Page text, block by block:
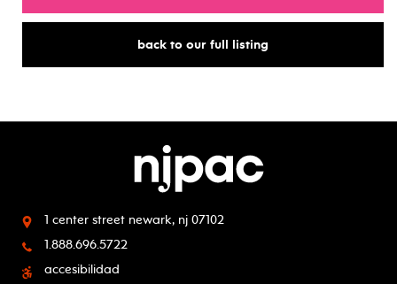
back to our full listing
1 center street newark, nj 07102
1.888.696.5722
accesibilidad